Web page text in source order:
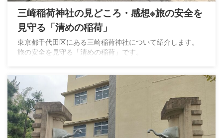
三崎稲荷神社の見どころ・感想※旅の安全を
見守る「清めの稲荷」
東京都千代田区にある三崎稲荷神社について紹介します。
旅の安全を見守る「清めの稲荷」です。